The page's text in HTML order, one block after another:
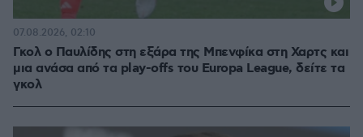
Γκολ ο Παυλίδης στη εξάρα της Μπενφίκα στη Χαρτς και
μια ανάσα από τα play-offs του Europa League, δείτε τα
γκολ
07.08.2026, 02:10